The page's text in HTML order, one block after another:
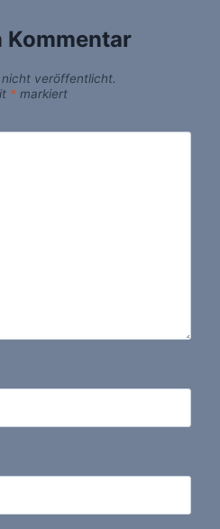
Kommentar
veröffentlicht.
* markiert